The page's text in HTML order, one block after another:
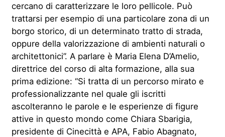
cercano di caratterizzare le loro pellicole. Può
trattarsi per esempio di una particolare zona di un
borgo storico, di un determinato tratto di strada,
oppure della valorizzazione di ambienti naturali o
architettonici”. A parlare è Maria Elena D’Amelio,
direttrice del corso di alta formazione, alla sua
prima edizione: “Si tratta di un percorso mirato e
professionalizzante nel quale gli iscritti
ascolteranno le parole e le esperienze di figure
attive in questo mondo come Chiara Sbarigia,
presidente di Cinecittà e APA, Fabio Abagnato,